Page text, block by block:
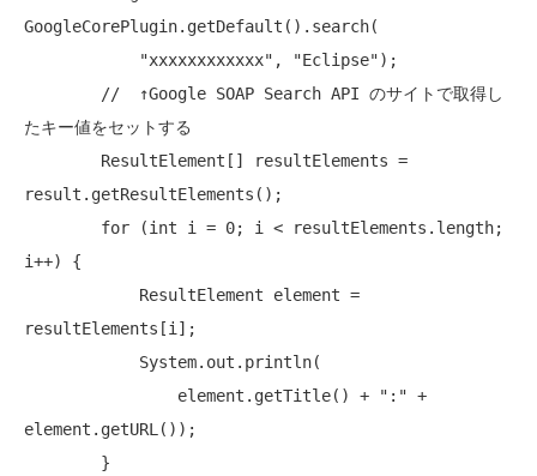
GoogleCorePlugin.getDefault().search(
"xxxxxxxxxxxx" , "Eclipse");
//  ↑Google SOAP Search API のサイトで取得し
たキー値をセットする
result.getResultElements();
for (int i = 0; i < resultElements.length;
i++) {
resultElements[i];
                element.getTitle() +
":" +
element.getURL());